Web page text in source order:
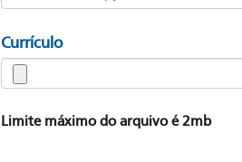
Currículo
Limite máximo do arquivo é 2mb